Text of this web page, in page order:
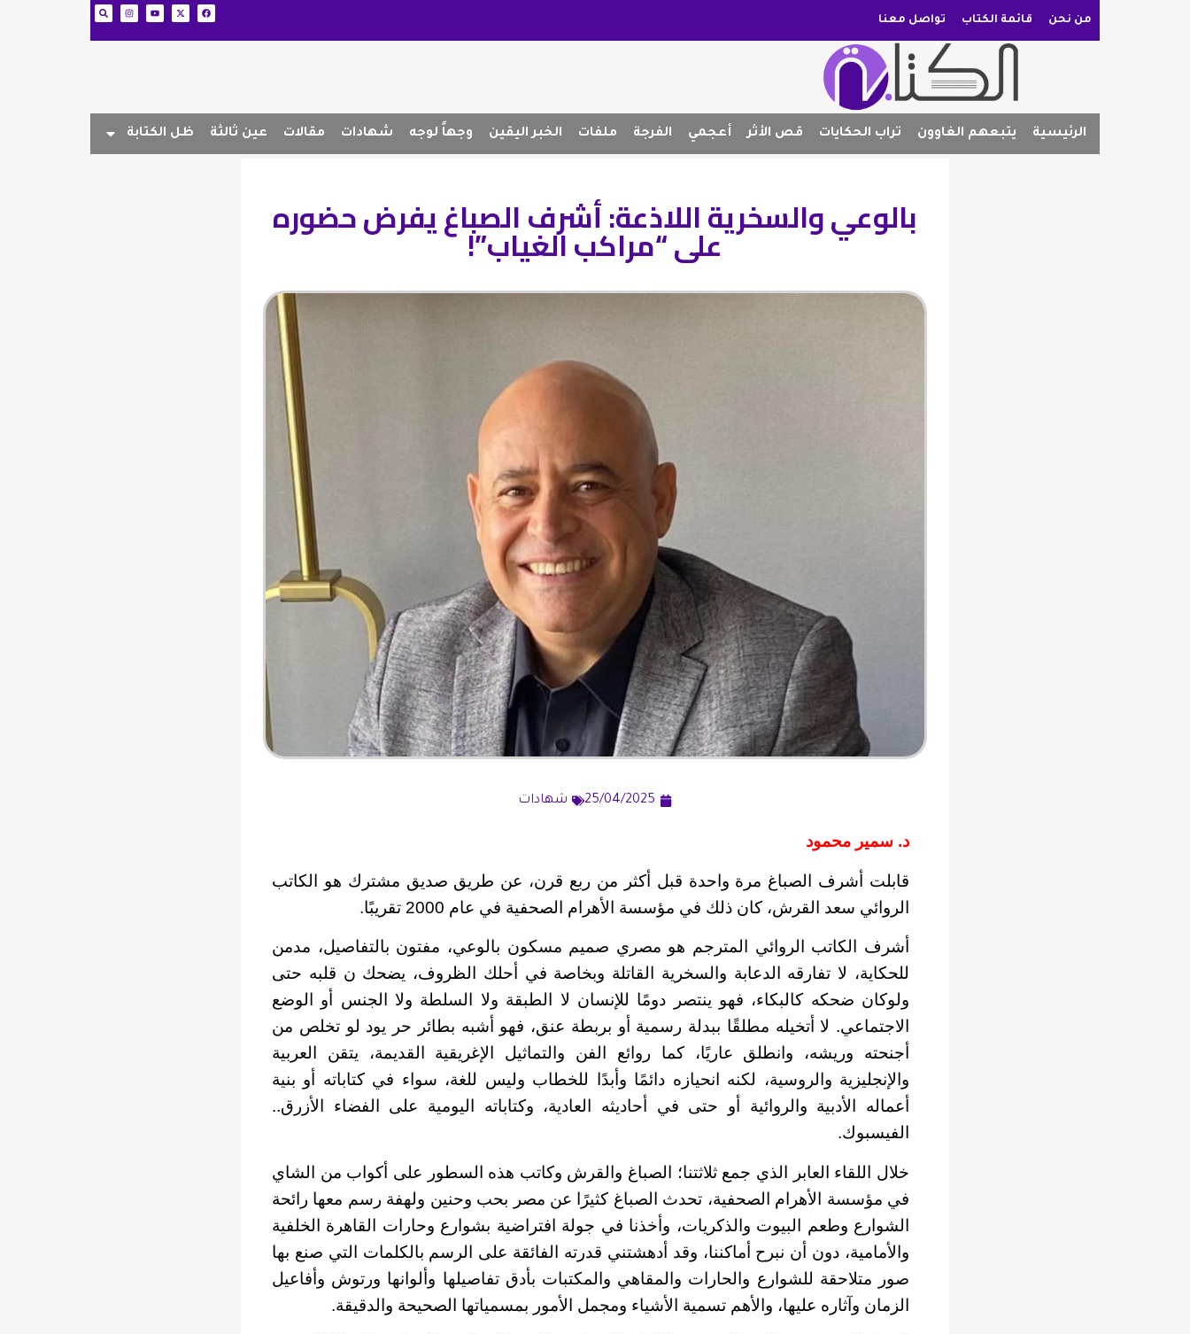
من نحن قائمة الكتاب تواصل معنا
الرئيسية يتبعهم الغاوون تراب الحكايات قص الأثر أعجمي الفرجة ملفات الخبر اليقين وجهاً لوجه شهادات مقالات عين ثالثة ظل الكتابة
بالوعي والسخرية اللاذعة: أشرف الصباغ يفرض حضوره
على “مراكب الغياب”!
25/04/2025 شهادات
د. سمير محمود
قابلت أشرف الصباغ مرة واحدة قبل أكثر من ربع قرن، عن طريق صديق مشترك هو الكاتب
الروائي سعد القرش، كان ذلك في مؤسسة الأهرام الصحفية في عام 2000 تقريبًا.
أشرف الكاتب الروائي المترجم هو مصري صميم مسكون بالوعي، مفتون بالتفاصيل، مدمن
للحكاية، لا تفارقه الدعابة والسخرية القاتلة وبخاصة في أحلك الظروف، يضحك ن قلبه حتى
ولوكان ضحكه كالبكاء، فهو ينتصر دومًا للإنسان لا الطبقة ولا السلطة ولا الجنس أو الوضع
الاجتماعي. لا أتخيله مطلقًا ببدلة رسمية أو بربطة عنق، فهو أشبه بطائر حر يود لو تخلص من
أجنحته وريشه، وانطلق عاريًا، كما روائع الفن والتماثيل الإغريقية القديمة، يتقن العربية
والإنجليزية والروسية، لكنه انحيازه دائمًا وأبدًا للخطاب وليس للغة، سواء في كتاباته أو بنية
أعماله الأدبية والروائية أو حتى في أحاديثه العادية، وكتاباته اليومية على الفضاء الأزرق..
الفيسبوك.
خلال اللقاء العابر الذي جمع ثلاثتنا؛ الصباغ والقرش وكاتب هذه السطور على أكواب من الشاي
في مؤسسة الأهرام الصحفية، تحدث الصباغ كثيرًا عن مصر بحب وحنين ولهفة رسم معها رائحة
الشوارع وطعم البيوت والذكريات، وأخذنا في جولة افتراضية بشوارع وحارات القاهرة الخلفية
والأمامية، دون أن نبرح أماكننا، وقد أدهشتني قدرته الفائقة على الرسم بالكلمات التي صنع بها
صور متلاحقة للشوارع والحارات والمقاهي والمكتبات بأدق تفاصيلها وألوانها ورتوش وأفاعيل
الزمان وآثاره عليها، والأهم تسمية الأشياء ومجمل الأمور بمسمياتها الصحيحة والدقيقة.